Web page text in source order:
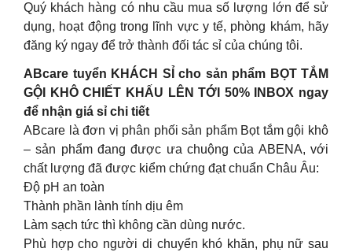
Quý khách hàng có nhu cầu mua số lượng lớn để sử
dụng, hoạt động trong lĩnh vực y tế, phòng khám, hãy
đăng ký ngay để trở thành đối tác sỉ của chúng tôi.
ABcare tuyển KHÁCH SỈ cho sản phẩm BỌT TẮM
GỘI KHÔ CHIẾT KHẤU LÊN TỚI 50% INBOX ngay
để nhận giá sỉ chi tiết
ABcare là đơn vị phân phối sản phẩm Bọt tắm gội khô
– sản phẩm đang được ưa chuộng của ABENA, với
chất lượng đã được kiểm chứng đạt chuẩn Châu Âu:
Độ pH an toàn
Thành phần lành tính dịu êm
Làm sạch tức thì không cần dùng nước.
Phù hợp cho người di chuyển khó khăn, phụ nữ sau